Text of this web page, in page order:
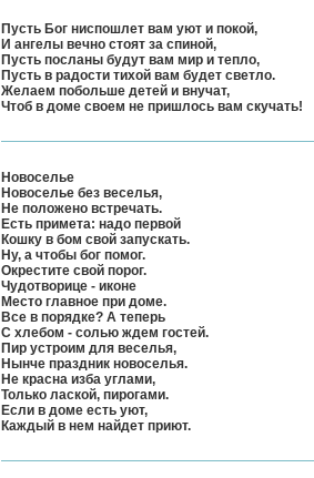
Пусть Бог ниспошлет вам уют и покой,
И ангелы вечно стоят за спиной,
Пусть посланы будут вам мир и тепло,
Пусть в радости тихой вам будет светло.
Желаем побольше детей и внучат,
Чтоб в доме своем не пришлось вам скучать!
Новоселье
Новоселье без веселья,
Не положено встречать.
Есть примета: надо первой
Кошку в бом свой запускать.
Ну, а чтобы бог помог.
Окрестите свой порог.
Чудотворице - иконе
Место главное при доме.
Все в порядке? А теперь
С хлебом - солью ждем гостей.
Пир устроим для веселья,
Нынче праздник новоселья.
Не красна изба углами,
Только лаской, пирогами.
Если в доме есть уют,
Каждый в нем найдет приют.